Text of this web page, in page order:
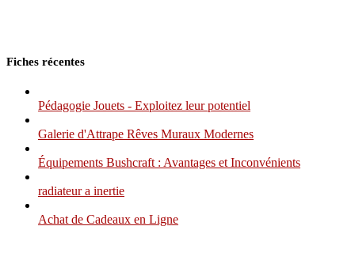
Fiches récentes
Pédagogie Jouets - Exploitez leur potentiel
Galerie d'Attrape Rêves Muraux Modernes
Équipements Bushcraft : Avantages et Inconvénients
radiateur a inertie
Achat de Cadeaux en Ligne